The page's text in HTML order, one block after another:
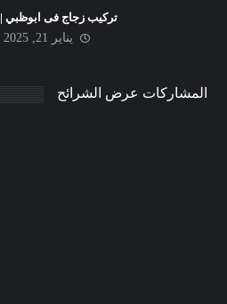
تركيب زجاج فى ابوظبي |0506691641
يناير 21, 2025
المشاركات عرض الشرائح